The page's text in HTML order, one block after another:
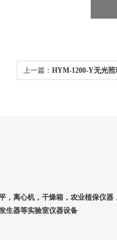
上一篇： HYM-1200-Y无光
，离心机，干燥箱，农业植保仪器
生器等实验室仪器设备